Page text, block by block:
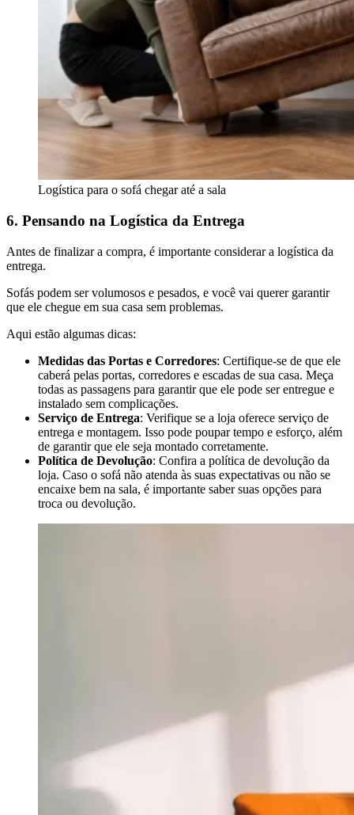
Logística para o sofá chegar até a sala
6. Pensando na Logística da Entrega
Antes de finalizar a compra, é importante considerar a logística da
entrega.
Sofás podem ser volumosos e pesados, e você vai querer garantir
que ele chegue em sua casa sem problemas.
Aqui estão algumas dicas:
Medidas das Portas e Corredores: Certifique-se de que ele
caberá pelas portas, corredores e escadas de sua casa. Meça
todas as passagens para garantir que ele pode ser entregue e
instalado sem complicações.
Serviço de Entrega: Verifique se a loja oferece serviço de
entrega e montagem. Isso pode poupar tempo e esforço, além
de garantir que ele seja montado corretamente.
Política de Devolução: Confira a política de devolução da
loja. Caso o sofá não atenda às suas expectativas ou não se
encaixe bem na sala, é importante saber suas opções para
troca ou devolução.